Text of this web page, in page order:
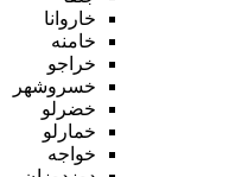
خاروانا
خامنه
خراجو
خسروشهر
خضرلو
خمارلو
خواجه